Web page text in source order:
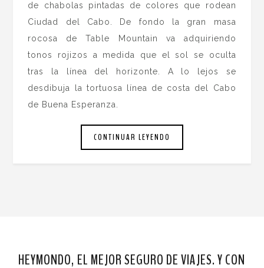
de chabolas pintadas de colores que rodean
Ciudad del Cabo. De fondo la gran masa
rocosa de Table Mountain va adquiriendo
tonos rojizos a medida que el sol se oculta
tras la línea del horizonte. A lo lejos se
desdibuja la tortuosa línea de costa del Cabo
de Buena Esperanza.
CONTINUAR LEYENDO
HEYMONDO, EL MEJOR SEGURO DE VIAJES. Y CON